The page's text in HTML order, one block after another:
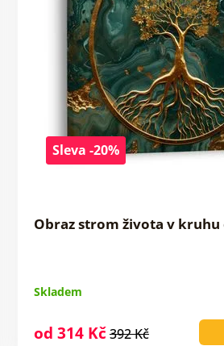
Sleva -20%
Obraz strom života v kruhu
Skladem
od 314 Kč392 Kč